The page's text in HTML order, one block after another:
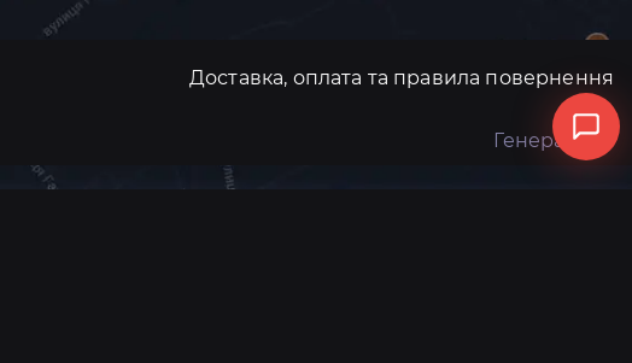
Доставка, оплата та правила повернення
Генератори